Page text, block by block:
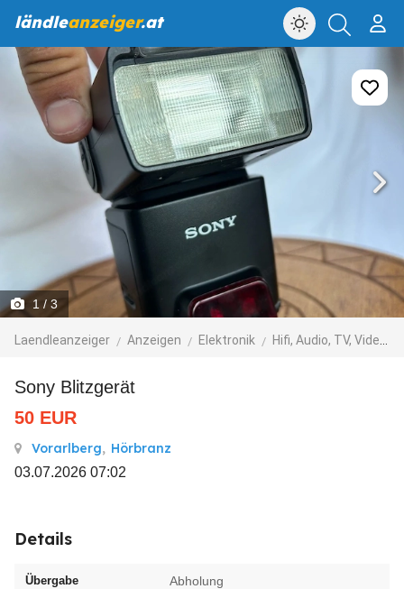
ländleanzeiger.at
1 / 3
Laendleanzeiger Anzeigen Elektronik Hifi, Audio, TV, Video, Foto
Sony Blitzgerät
50 EUR
Vorarlberg, Hörbranz
03.07.2026 07:02
Details
Übergabe Abholung